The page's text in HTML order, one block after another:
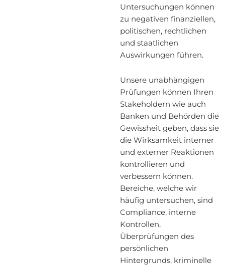
Untersuchungen können
zu negativen finanziellen,
politischen, rechtlichen
und staatlichen
Auswirkungen führen.
Unsere unabhängigen
Prüfungen können Ihren
Stakeholdern wie auch
Banken und Behörden die
Gewissheit geben, dass sie
die Wirksamkeit interner
und externer Reaktionen
kontrollieren und
verbessern können.
Bereiche, welche wir
häufig untersuchen, sind
Compliance, interne
Kontrollen,
Überprüfungen des
persönlichen
Hintergrunds, kriminelle